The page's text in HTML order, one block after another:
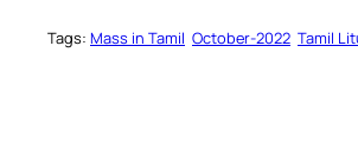
Tags: Mass in Tamil October-2022 Tamil